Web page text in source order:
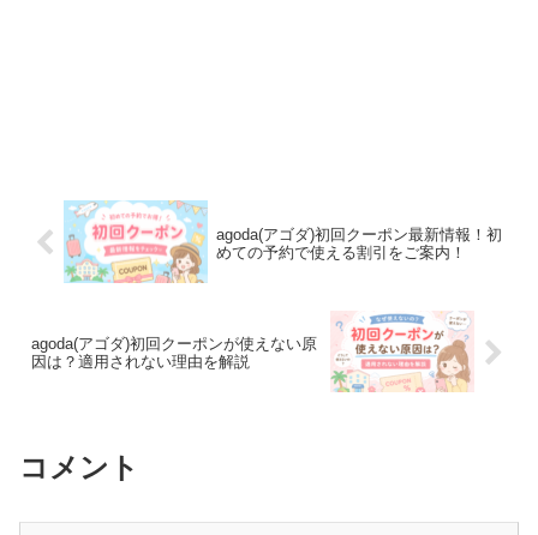
agoda(アゴダ)初回クーポン最新情報！初
めての予約で使える割引をご案内！
agoda(アゴダ)初回クーポンが使えない原
因は？適用されない理由を解説
コメント